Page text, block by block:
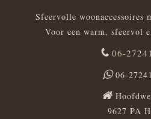
Sfeervolle woonaccessoires
Voor een warm, sfeervol
06-
06-
9627 PA